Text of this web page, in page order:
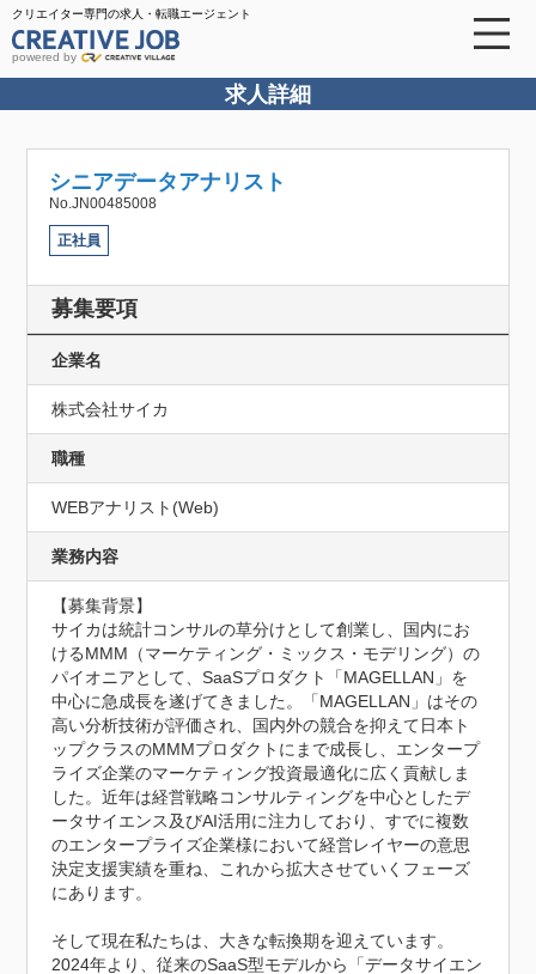
クリエイター専門の求人・転職エージェント
powered by
求人詳細
シニアデータアナリスト
No.JN00485008
正社員
募集要項
企業名
株式会社サイカ
職種
WEBアナリスト(Web)
業務内容
【募集背景】
サイカは統計コンサルの草分けとして創業し、国内にお
けるMMM（マーケティング・ミックス・モデリング）の
パイオニアとして、SaaSプロダクト「MAGELLAN」を
中心に急成長を遂げてきました。「MAGELLAN」はその
高い分析技術が評価され、国内外の競合を抑えて日本ト
ップクラスのMMMプロダクトにまで成長し、エンタープ
ライズ企業のマーケティング投資最適化に広く貢献しま
した。近年は経営戦略コンサルティングを中心としたデ
ータサイエンス及びAI活用に注力しており、すでに複数
のエンタープライズ企業様において経営レイヤーの意思
決定支援実績を重ね、これから拡大させていくフェーズ
にあります。
そして現在私たちは、大きな転換期を迎えています。
2024年より、従来のSaaS型モデルから「データサイエン